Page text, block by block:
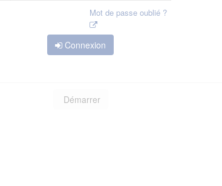
Mot de passe oublié ?
Connexion
Démarrer